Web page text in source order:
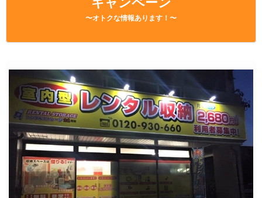
〜オトクな情報あります！〜